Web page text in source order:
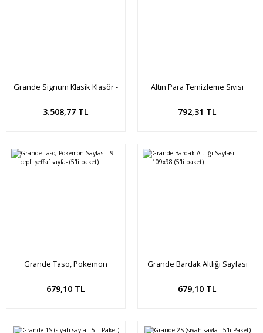
Grande Signum Klasik Klasör -
3.508,77 TL
Sepete Ekle
Altın Para Temizleme Sıvısı
792,31 TL
Sepete Ekle
Grande Taso, Pokemon
(5'li paket)
679,10 TL
Sepete Ekle
Grande Bardak Altlığı Sayfası
679,10 TL
Sepete Ekle